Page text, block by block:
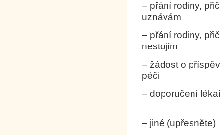
– přání rodiny,
– přání rodiny,
nestojím
– žádost o
– doporučení
– jiné